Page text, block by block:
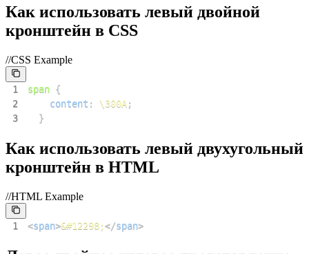
Как использовать левый двойной
кронштейн в CSS
//CSS Example
1 span {
2
content : \300A;
3
}
Как использовать левый двухугольный
кронштейн в HTML
//HTML Example
1 <span>&#12298;</span>